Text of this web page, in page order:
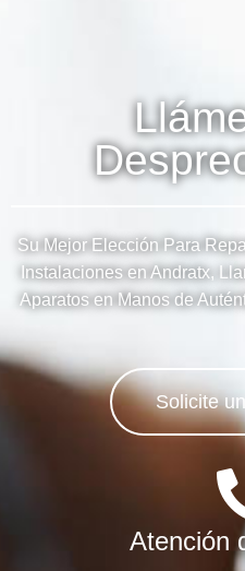
Su Mejor Elección Para
Instalaciones en Andratx,
Aparatos en Manos de
Solicite
Atención